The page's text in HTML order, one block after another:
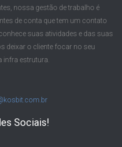
nossa gestão de trabalho é
de conta que tem um contato
suas atividades e das suas
deixar o cliente focar no seu
estrutura.
Sociais!